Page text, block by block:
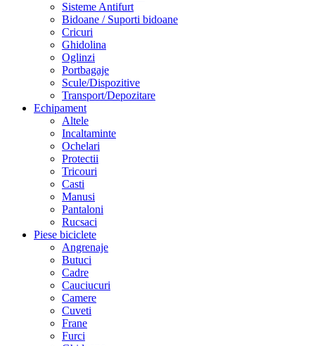
Sisteme Antifurt
Bidoane / Suporti bidoane
Cricuri
Ghidolina
Oglinzi
Portbagaje
Scule/Dispozitive
Transport/Depozitare
Echipament
Altele
Incaltaminte
Ochelari
Protectii
Tricouri
Casti
Manusi
Pantaloni
Rucsaci
Piese biciclete
Angrenaje
Butuci
Cadre
Cauciucuri
Camere
Cuveti
Frane
Furci